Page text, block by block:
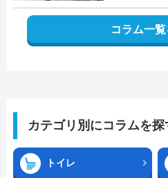
コラム一
カテゴリ別にコラムを探
トイレ